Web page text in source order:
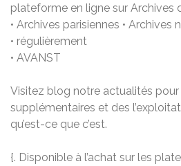
plateforme en ligne sur Archives
• Archives parisiennes • Archives
• régulièrement
• AVANST
Visitez blog notre actualités
supplémentaires et des
qu’est-ce que c’est.
{. Disponible à l’achat sur les